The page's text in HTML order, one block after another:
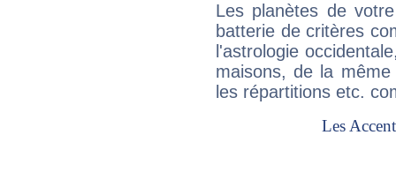
Les planètes de
batterie de critères
l'astrologie
maisons, de la
les répartitions etc.